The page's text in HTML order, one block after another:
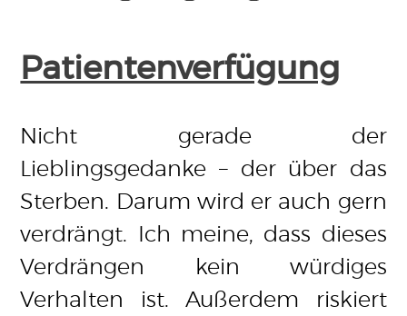
Patientenverfügung
Nicht gerade der
Lieblingsgedanke – der über das
Sterben. Darum wird er auch gern
verdrängt. Ich meine, dass dieses
Verdrängen kein würdiges
Verhalten ist. Außerdem riskiert